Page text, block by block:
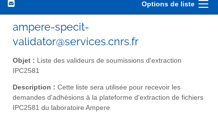
Options de liste
ampere-specit-
validator@services.cnrs.fr
Objet : Liste des valideurs de soumissions d'extraction
IPC2581
Description : Cette liste sera utilisée pour recevoir les
demandes d'adhésions à la plateforme d'extraction de fichiers
IPC2581 du laboratoire Ampere